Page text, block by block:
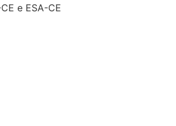
e ESA-CE